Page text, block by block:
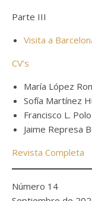
Parte III
Visita a
CV’s
María López
Sofía Martínez
Francisco L.
Jaime Represa
Revista Completa
Número 14